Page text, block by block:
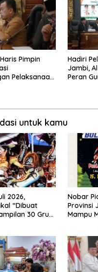
Pimpin
Pelaksanaan
Hadiri
Jambi,
Peran
untuk kamu
2026,
“Dibuat
30 Grup
Nobar
Provinsi
Mampu